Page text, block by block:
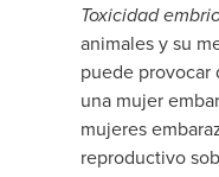
Toxicidad
animales y su
puede provocar
una mujer
mujeres
reproductivo